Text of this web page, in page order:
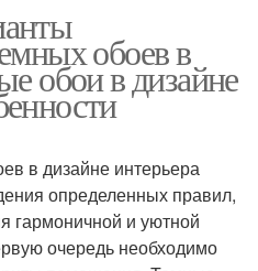
обоев в
обои в дизайне
в дизайне интерьера
определенных правил,
гармоничной и уютной
очередь необходимо